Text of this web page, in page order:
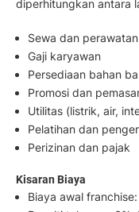
diperhitungkan antara
Sewa dan
Gaji karyawan
Persediaan bahan
Promosi dan
Utilitas (listrik, air,
Pelatihan dan
Perizinan dan pajak
Kisaran Biaya
Biaya awal